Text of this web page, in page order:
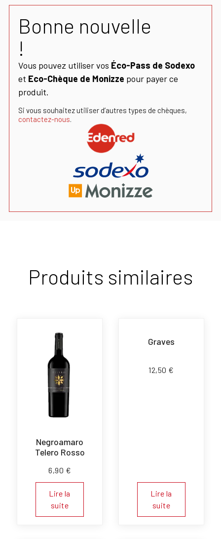
Bonne nouvelle
!
Vous pouvez utiliser vos Éco-Pass de Sodexo
et Eco-Chèque de Monizze pour payer ce
produit.
Si vous souhaitez utiliser d’autres types de chèques,
contactez-nous.
Produits similaires
Negroamaro
Telero Rosso
6,90 €
Lire la
suite
Graves
12,50 €
Lire la
suite